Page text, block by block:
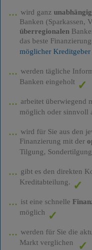
wird ganz unabhängig
Banken (Sparkassen,
überregionalen
das beste
möglicher Kreditgeber
werden tägliche
Banken eingeholt
arbeitet überwiegend
möglich oder sinnvoll
wird für Sie aus den
Finanzierung mit der
Tilgung,
gibt es den direkten
Kreditabteilung.
ist eine schnelle
möglich
werden für Sie die
Markt verglichen